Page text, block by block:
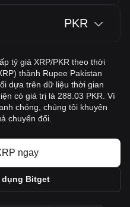
PKR
tỷ giá XRP/PKR theo thời
thành Rupee Pakistan
dựa trên dữ liệu thời gian
có giá trị là 288.03 PKR. Vì
chóng, chúng tôi khuyên
chuyển đổi.
ngay
dụng Bitget